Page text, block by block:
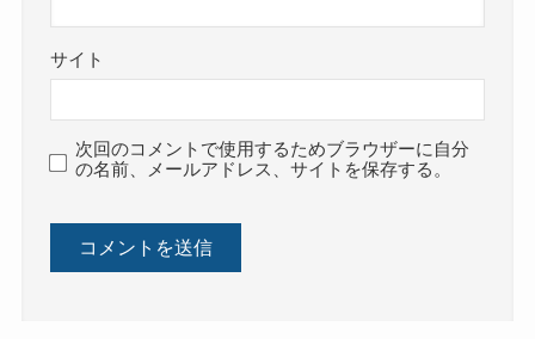
サイト
次回のコメントで使用するためブラウザーに自分
の名前、メールアドレス、サイトを保存する。